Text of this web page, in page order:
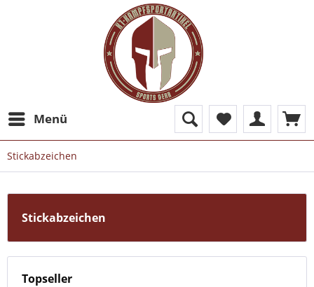
Menü
Stickabzeichen
Stickabzeichen
Topseller